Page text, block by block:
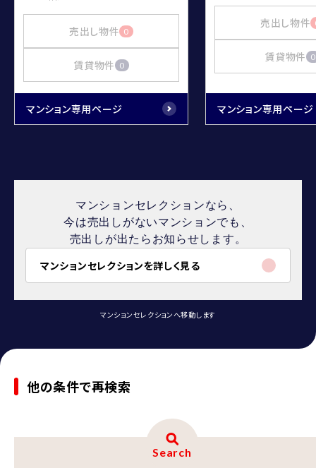
売出し物件 0
賃貸物件 0
マンション専用ページ
売出し物件
賃貸物件 0
マンション専用ページ
マンションセレクションなら、
今は売出しがないマンションでも、
売出しが出たらお知らせします。
マンションセレクションを詳しく見る
マンションセレクションへ移動します
他の条件で再検索
Search